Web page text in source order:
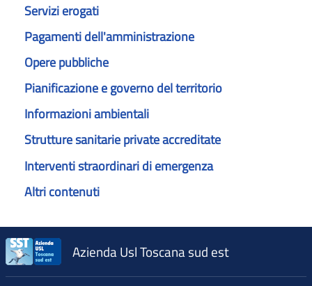
Servizi erogati
Pagamenti dell'amministrazione
Opere pubbliche
Pianificazione e governo del territorio
Informazioni ambientali
Strutture sanitarie private accreditate
Interventi straordinari di emergenza
Altri contenuti
Azienda Usl Toscana sud est